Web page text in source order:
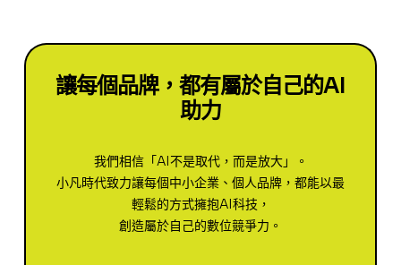
讓每個品牌，都有屬於自己的AI
助力
我們相信「AI不是取代，而是放大」。
小凡時代致力讓每個中小企業、個人品牌，都能以最
輕鬆的方式擁抱AI科技，
創造屬於自己的數位競爭力。